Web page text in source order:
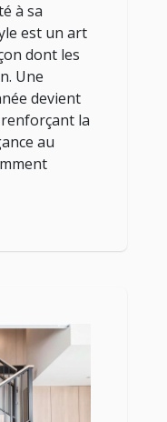
à sa
est un art
dont les
Une
devient
la
au